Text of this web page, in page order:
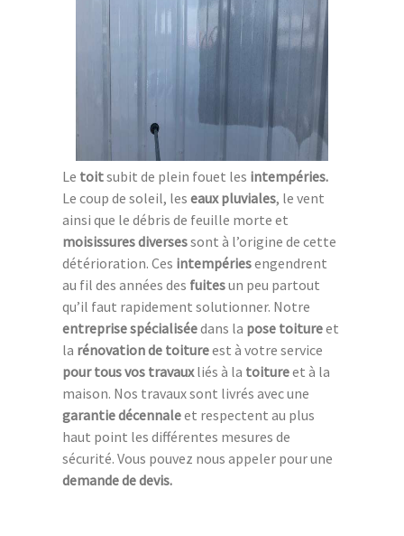
Le toitsubit de plein fouet les intempéries.
Le coup de soleil, les eaux pluviales, le vent
ainsi que le débris de feuille morte et
moisissures diversessont à l’origine de cette
détérioration. Ces intempériesengendrent
au fil des années des fuitesun peu partout
qu’il faut rapidement solutionner. Notre
entreprise spécialiséedans la pose toitureet
la rénovation de toitureest à votre service
pour tous vos travauxliés à la toitureet à la
maison. Nos travaux sont livrés avec une
garantie décennaleet respectent au plus
haut point les différentes mesures de
sécurité. Vous pouvez nous appeler pour une
demande de devis.